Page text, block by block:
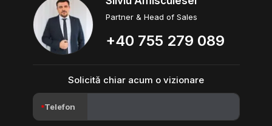
Partner & Head of Sales
+40 755 279 089
Solicită chiar acum o vizionare
Telefon